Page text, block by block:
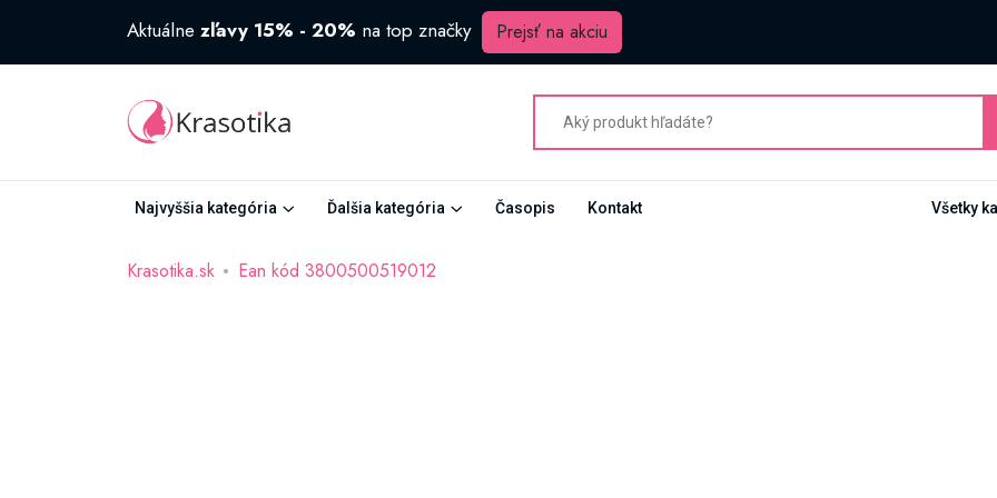
Aktuálne zľavy 15% - 20% na top značky Prejsť na akciu
Najvyššia kategória Ďalšia kategória Časopis Kontakt Všetky
Krasotika.sk Ean kód 3800500519012